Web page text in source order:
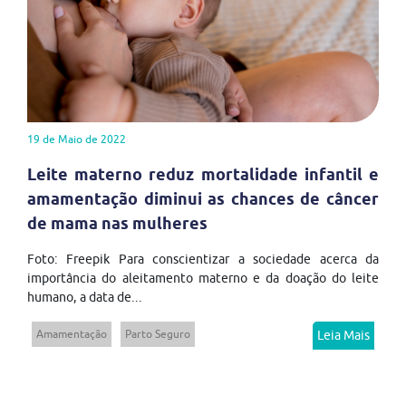
19 de Maio de 2022
Leite materno reduz mortalidade infantil e
amamentação diminui as chances de câncer
de mama nas mulheres
Foto: Freepik Para conscientizar a sociedade acerca da
importância do aleitamento materno e da doação do leite
humano, a data de...
Amamentação Parto Seguro Leia Mais